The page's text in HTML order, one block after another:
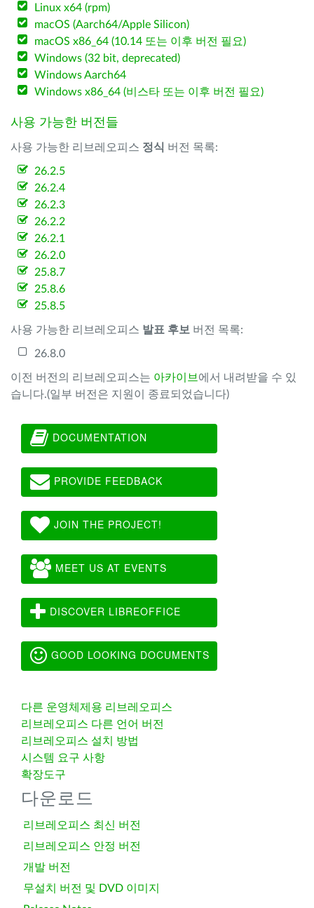
Linux x64 (rpm)
macOS (Aarch64/Apple Silicon)
macOS x86_64 (10.14 또는 이후 버전 필요)
Windows (32 bit, deprecated)
Windows Aarch64
Windows x86_64 (비스타 또는 이후 버전 필요)
사용 가능한 버전들
사용 가능한 리브레오피스 정식 버전 목록:
26.2.5
26.2.4
26.2.3
26.2.2
26.2.1
26.2.0
25.8.7
25.8.6
25.8.5
사용 가능한 리브레오피스 발표 후보 버전 목록:
26.8.0
이전 버전의 리브레오피스는 아카이브 에서 내려받을 수 있
습니다.(일부 버전은 지원이 종료되었습니다)
DOCUMENTATION
PROVIDE FEEDBACK
JOIN THE PROJECT!
MEET US AT EVENTS
DISCOVER LIBREOFFICE
GOOD LOOKING DOCUMENTS
다른 운영체제용 리브레오피스
리브레오피스 다른 언어 버전
리브레오피스 설치 방법
시스템 요구 사항
확장도구
다운로드
리브레오피스 최신 버전
리브레오피스 안정 버전
개발 버전
무설치 버전 및 DVD 이미지